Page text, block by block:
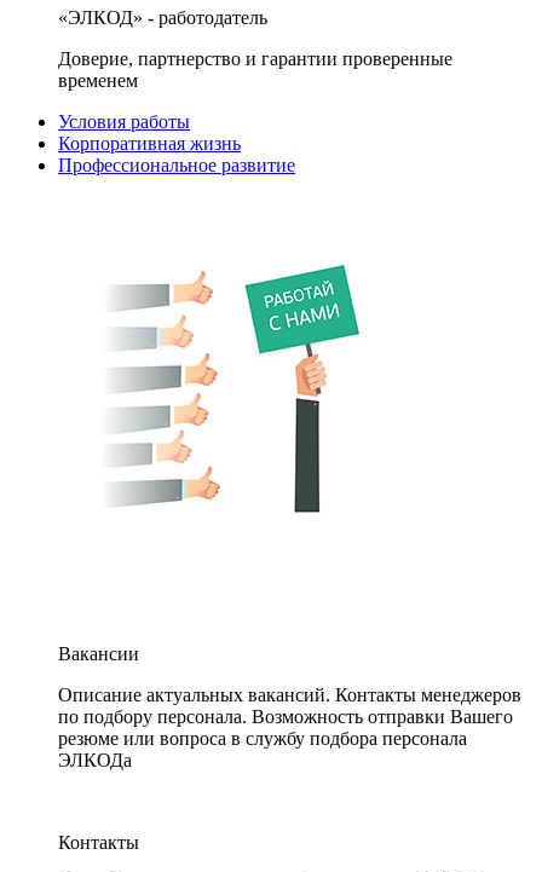
«ЭЛКОД» - работодатель
Доверие, партнерство и гарантии проверенные
временем
Условия работы
Корпоративная жизнь
Профессиональное развитие
Вакансии
Описание актуальных вакансий. Контакты менеджеров
по подбору персонала. Возможность отправки Вашего
резюме или вопроса в службу подбора персонала
ЭЛКОДа
Контакты